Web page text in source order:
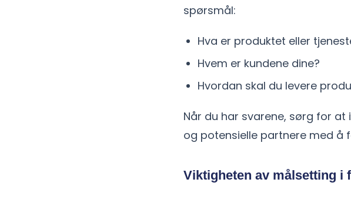
spørsmål:
Hva er produktet eller
Hvem er kundene dine?
Hvordan skal du levere
Når du har svarene, sørg for at
og potensielle partnere med å
Viktigheten av målsetting i